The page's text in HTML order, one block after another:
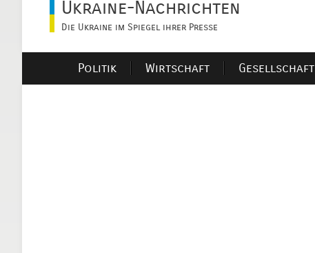
Ukraine-Nachrichten
Die Ukraine im Spiegel ihrer Presse
Politik Wirtschaft Gesellschaft